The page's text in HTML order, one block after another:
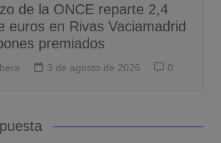
de la ONCE reparte 2,4
euros en Rivas Vaciamadrid
premiados
3 de agosto de 2026 0